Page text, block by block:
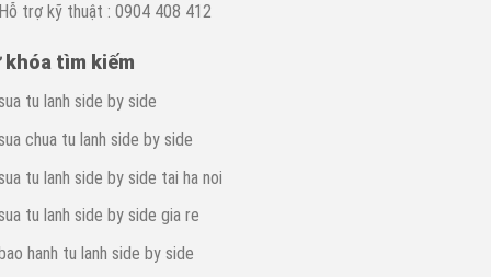
Hỗ trợ kỹ thuật : 0904 408 412
khóa tìm kiếm
tu lanh side by side
chua tu lanh side by side
tu lanh side by side tai ha noi
tu lanh side by side gia re
hanh tu lanh side by side